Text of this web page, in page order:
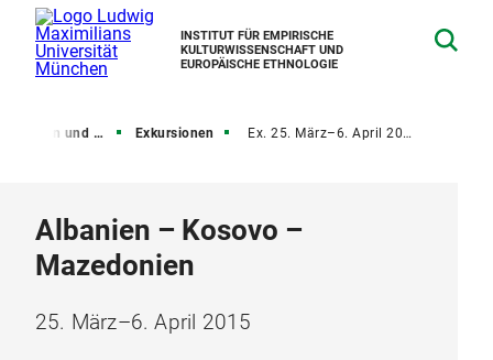
INSTITUT FÜR EMPIRISCHE
KULTURWISSENSCHAFT UND
EUROPÄISCHE ETHNOLOGIE
und gute Lehre Exkursionen Ex. 25. März–6. April 2015
Albanien – Kosovo –
Mazedonien
25. März–6. April 2015